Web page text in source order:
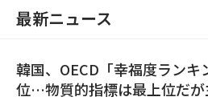
最新ニュース
韓国、OECD「幸福度ランキ
位…物質的指標は最上位だが